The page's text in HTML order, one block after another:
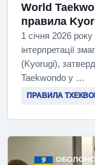
World
правила
1 січня 2026
інтерпретації
(Kyorugi),
Taekwondo у …
ПРАВИЛА